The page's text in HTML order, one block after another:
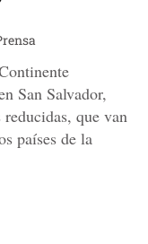
San Salvador,
que van
países de la